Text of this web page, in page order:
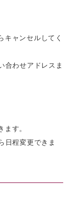
キャンセルしてく
合わせアドレスま
す。
日程変更できま